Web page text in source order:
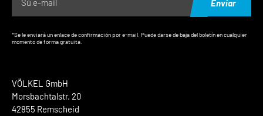
VÖLKEL GmbH
Morsbachtalstr. 20
42855 Remscheid
Enviar
*Se le enviará un enlace de confirmación por e-mail. Puede darse de baja del boletín en cualquier
momento de forma gratuita.